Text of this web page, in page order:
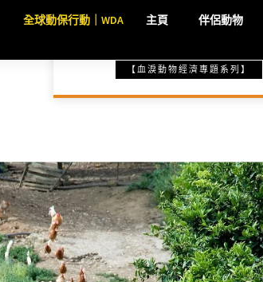
全球動保行動｜WDA 主頁 伴侶動物
【血淚動物經濟專題系列】